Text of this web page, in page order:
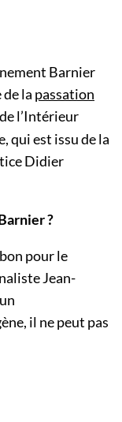
Barnier
la passation
l’Intérieur
qui est issu de la
Didier
?
pour le
Jean-
il ne peut pas